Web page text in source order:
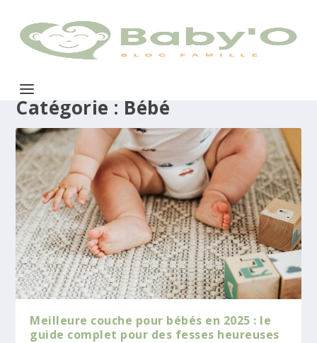
Catégorie : Bébé
Meilleure couche pour bébés en 2025 : le
guide complet pour des fesses heureuses